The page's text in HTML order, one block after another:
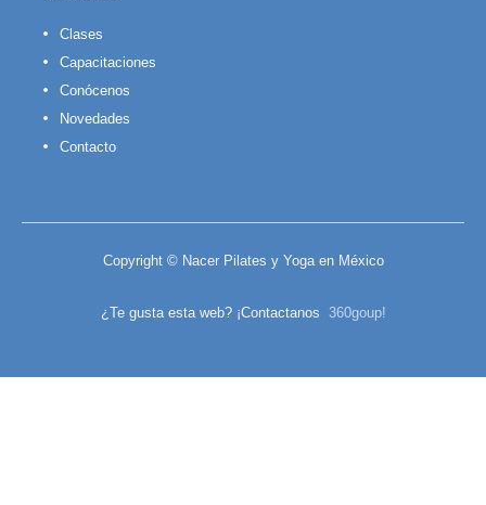
Clases
Capacitaciones
Conócenos
Novedades
Contacto
Copyright © Nacer Pilates y Yoga en México
¿Te gusta esta web? ¡Contactanos 360goup!